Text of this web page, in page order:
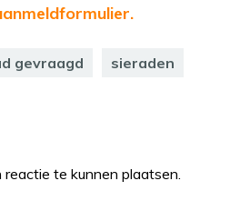
gevraagd sieraden
reactie te kunnen plaatsen.